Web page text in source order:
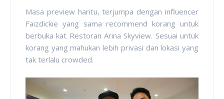
Masa preview haritu, terjumpa dengan influencer
Faizdickie yang sama recommend korang untuk
berbuka kat Restoran Arina Skyview. Sesuai untuk
korang yang mahukan lebih privasi dan lokasi yang
tak terlalu crowded.